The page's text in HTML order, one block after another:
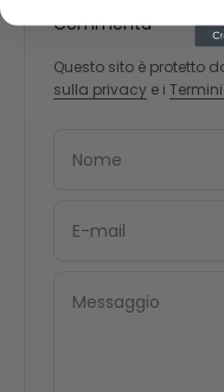
Commenta
Questo sito è protetto
sulla privacy e i
Nome
E-mail
Messaggio